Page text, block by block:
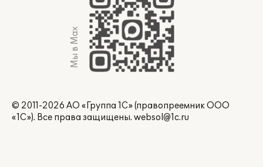
Мы в Max
© 2011-2026 АО «Группа 1С» (правопреемник ООО
«1С»). Все права защищены. websol@1c.ru